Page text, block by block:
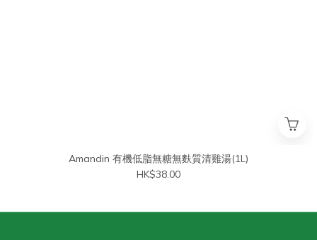
Amandin 有機低脂無糖無麩質清雞湯(1L)
HK$38.00